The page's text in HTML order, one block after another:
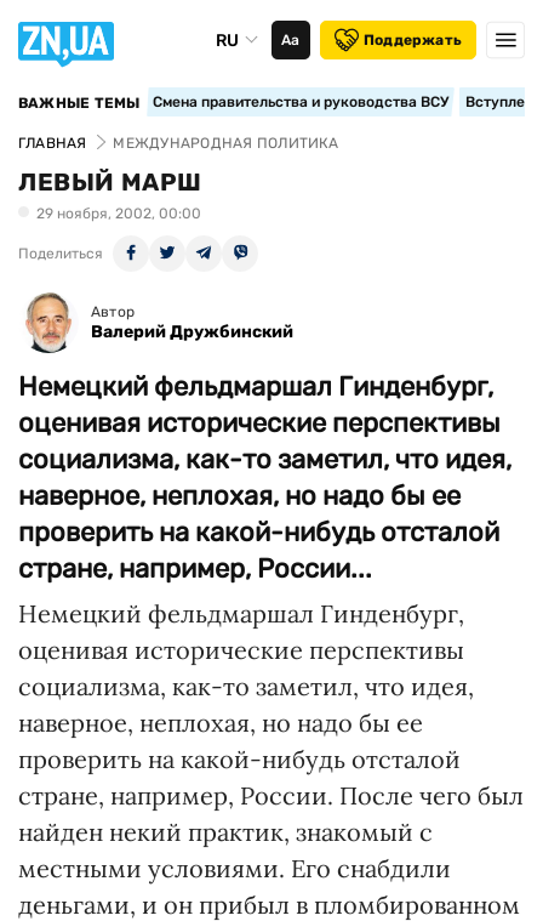
RU Аа Поддержать
ВАЖНЫЕ ТЕМЫ Смена правительства и руководства ВСУ
ГЛАВНАЯ МЕЖДУНАРОДНАЯ ПОЛИТИКА
ЛЕВЫЙ МАРШ
29 ноября, 2002, 00:00
Поделиться
Автор
Валерий Дружбинский
Немецкий фельдмаршал Гинденбург,
оценивая исторические перспективы
социализма, как-то заметил, что идея,
наверное, неплохая, но надо бы ее
проверить на какой-нибудь отсталой
стране, например, России...
Немецкий фельдмаршал Гинденбург,
оценивая исторические перспективы
социализма, как-то заметил, что идея,
наверное, неплохая, но надо бы ее
проверить на какой-нибудь отсталой
стране, например, России. После чего был
найден некий практик, знакомый с
местными условиями. Его снабдили
деньгами, и он прибыл в пломбированном